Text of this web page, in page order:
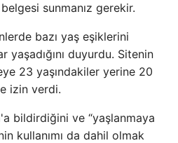
sunmanız gerekir.
bazı yaş eşiklerini
duyurdu. Sitenin
23 yaşındakiler yerine 20
izin verdi.
bildirdiğini ve “yaşlanmaya
kullanımı da dahil olmak